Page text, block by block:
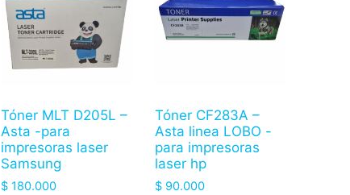
Tóner MLT D205L –
Asta -para
impresoras laser
Samsung
$180.000
Tóner CF283A –
Asta linea LOBO -
para impresoras
laser hp
$90.000